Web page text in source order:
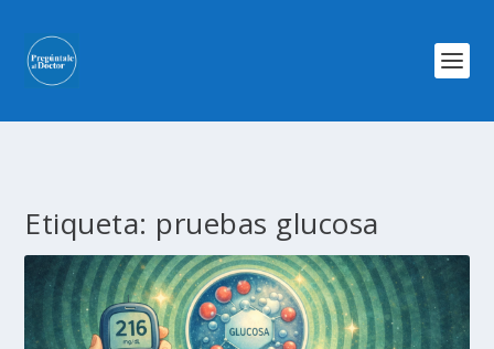
Etiqueta: pruebas glucosa